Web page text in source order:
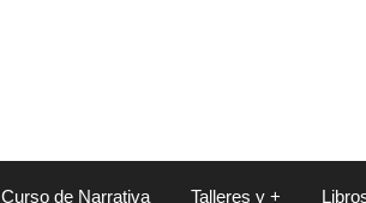
Curso de Narrativa Talleres y +